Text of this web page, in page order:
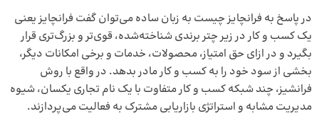
در پاسخ به فرانچایز چیست به زبان ساده می‌توان گفت فرانچایز یعنی
یک کسب و کار در زیر چتر برندی شناخته‌شده، قوی‌تر و بزرگ‌تری قرار
بگیرد و در ازای حق امتیاز، محصولات، خدمات و برخی امکانات دیگر،
بخشی از سود خود را به کسب و کار مادر بدهد. در واقع با روش
فرانشیز، چند شبکه کسب و کار متفاوت با یک نام تجاری یکسان، شیوه
مدیریت مشابه و استراتژی بازاریابی مشترک به فعالیت می‌پردازند.